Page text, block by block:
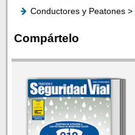
Conductores y Peatones >
Compártelo